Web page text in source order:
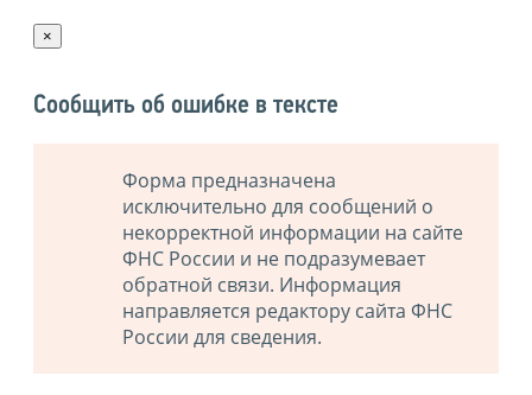
×
Сообщить об ошибке в тексте
Форма предназначена
исключительно для сообщений о
некорректной информации на сайте
ФНС России и не подразумевает
обратной связи. Информация
направляется редактору сайта ФНС
России для сведения.